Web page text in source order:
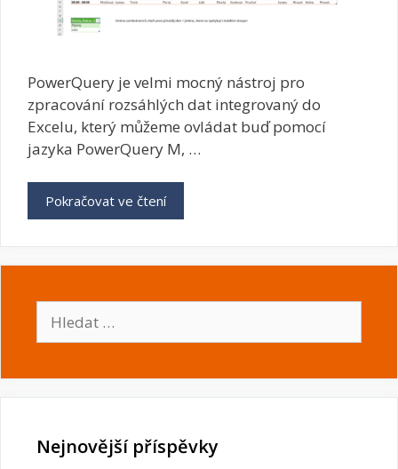
PowerQuery je velmi mocný nástroj pro
zpracování rozsáhlých dat integrovaný do
Excelu, který můžeme ovládat buď pomocí
jazyka PowerQuery M, …
Pokračovat ve čtení
Nejnovější příspěvky